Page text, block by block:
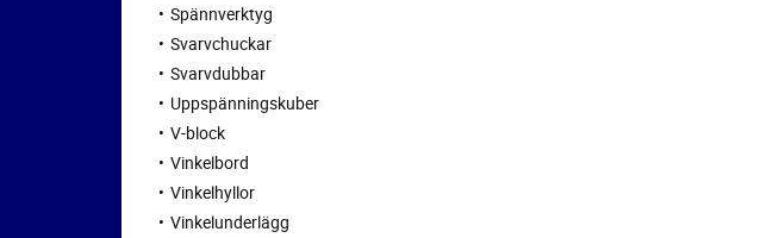
Spännverktyg
Svarvchuckar
Svarvdubbar
Uppspänningskuber
V-block
Vinkelbord
Vinkelhyllor
Vinkelunderlägg